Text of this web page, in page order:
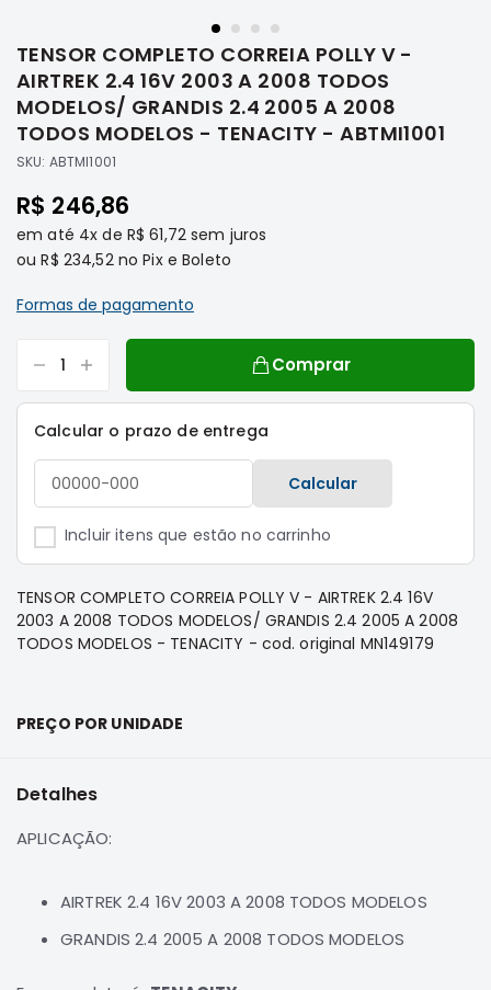
Filtros
Transmissão
Elétrica
Acessórios
Freio
Filtros
Transmissão
Elétrica
Acessórios
L200
Motor
Freio
Correias
Motor
Suspensão
o
início
da
Galeria
de
imagens
TENSOR COMPLETO CORREIA POLLY V -
AIRTREK 2.4 16V 2003 A 2008 TODOS
MODELOS/ GRANDIS 2.4 2005 A 2008
TODOS MODELOS - TENACITY - ABTMI1001
SKU: ABTMI1001
R$ 246,86
em até 4x de R$ 61,72sem juros
ouR$ 234,52no Pix e Boleto
Formas de pagamento
Comprar
Calcular o prazo de entrega
Calcular
Incluir itens que estão no carrinho
TENSOR COMPLETO CORREIA POLLY V - AIRTREK 2.4 16V
2003 A 2008 TODOS MODELOS/ GRANDIS 2.4 2005 A 2008
TODOS MODELOS - TENACITY - cod. original MN149179
PREÇO POR UNIDADE
Detalhes
APLICAÇÃO:
AIRTREK 2.4 16V 2003 A 2008 TODOS MODELOS
GRANDIS 2.4 2005 A 2008 TODOS MODELOS